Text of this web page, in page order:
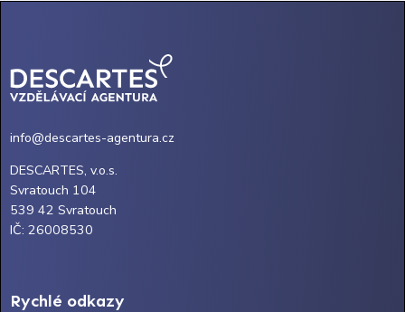
info@descartes-agentura.cz
DESCARTES, v.o.s.
Svratouch 104
539 42 Svratouch
IČ: 26008530
Rychlé odkazy